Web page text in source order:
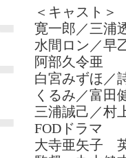
＜キャスト＞
寛一郎／三浦
水間ロン／早
阿部久令亜
白宮みずほ／
くるみ／富田
三浦誠己／村
FODドラマ
大寺亜矢子